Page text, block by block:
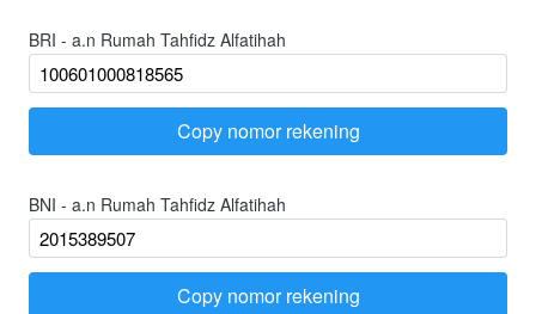
BRI - a.n Rumah Tahfidz Alfatihah
`
Copy nomor rekening
BNI - a.n Rumah Tahfidz Alfatihah
`
Copy nomor rekening